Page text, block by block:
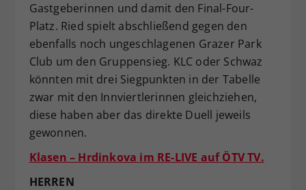
Gastgeberinnen und damit den Final-Four-
Platz. Ried spielt abschließend gegen den
ebenfalls noch ungeschlagenen Grazer Park
Club um den Gruppensieg. KLC oder Schwaz
könnten mit drei Siegpunkten in der Tabelle
zwar mit den Innviertlerinnen gleichziehen,
diese haben aber das direkte Duell jeweils
gewonnen.
Klasen – Hrdinkova im RE-LIVE auf ÖTV TV.
HERREN